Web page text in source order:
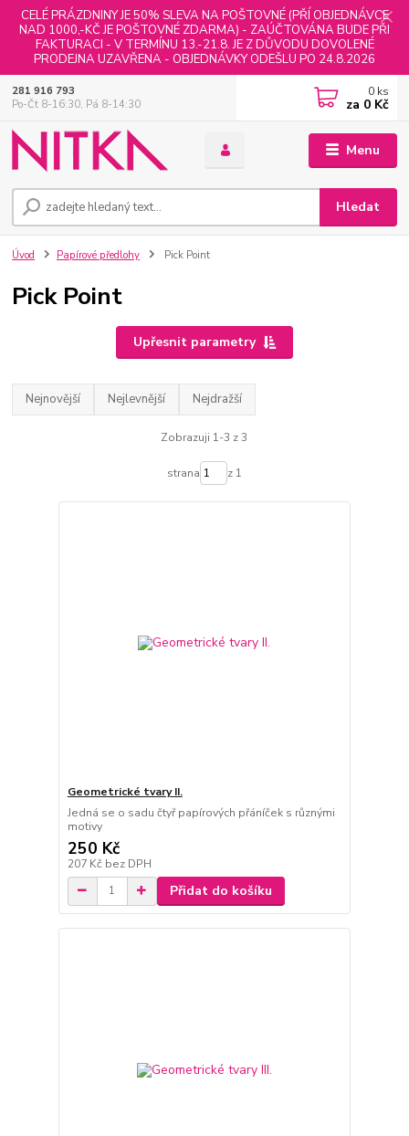
CELÉ PRÁZDNINY JE 50% SLEVA NA POŠTOVNÉ (PŘÍ OBJEDNÁVCE
NAD 1000,-KČ JE POŠTOVNÉ ZDARMA) - ZAÚČTOVÁNA BUDE PŘI
FAKTURACI - V TERMÍNU 13.-21.8. JE Z DŮVODU DOVOLENÉ
PRODEJNA UZAVŘENA - OBJEDNÁVKY ODEŠLU PO 24.8.2026
Menu
Hledat
281 916 793
Po-Čt 8-16:30, Pá 8-14:30
0 ks
za 0 Kč
Úvod Papírové předlohy Pick Point
Pick Point
Upřesnit parametry
Nejnovější Nejlevnější Nejdražší
Zobrazuji 1-3 z 3
strana z 1
Geometrické tvary II.
Jedná se o sadu čtyř papírových přáníček s různými
motivy
250 Kč
207 Kč bez DPH
Přidat do košíku